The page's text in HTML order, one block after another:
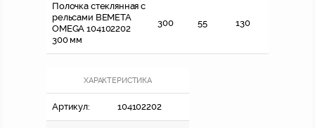
Полочка стеклянная с
рельсами BEMETA
OMEGA 104102202
300 мм
300 55 130
ХАРАКТЕРИСТИКА
Артикул: 104102202